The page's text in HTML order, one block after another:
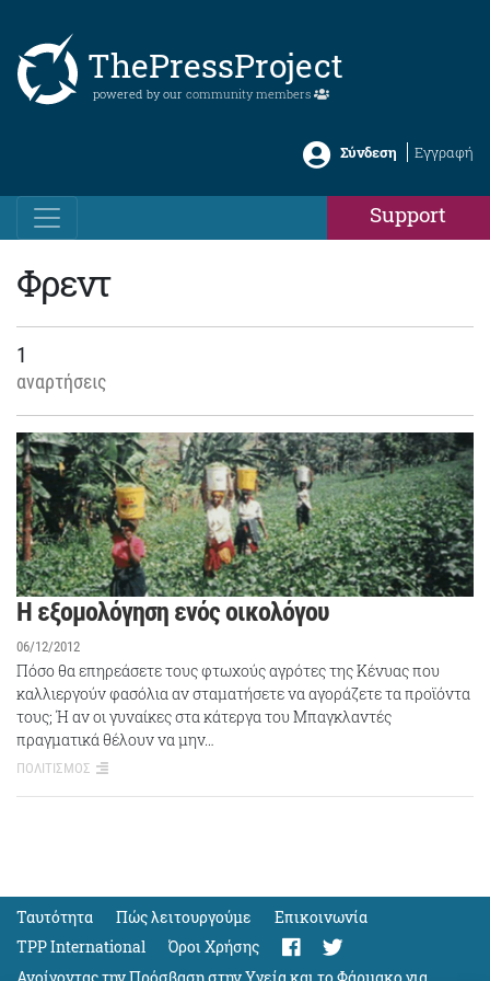
ThePressProject
powered by our community members
Σύνδεση Εγγραφή
Support
Φρεντ
1
αναρτήσεις
Η εξομολόγηση ενός οικολόγου
06/12/2012
Πόσο θα επηρεάσετε τους φτωχούς αγρότες της Κένυας που
καλλιεργούν φασόλια αν σταματήσετε να αγοράζετε τα προϊόντα
τους; Ή αν οι γυναίκες στα κάτεργα του Μπαγκλαντές
πραγματικά θέλουν να μην…
ΠΟΛΙΤΙΣΜΟΣ
Ταυτότητα Πώς λειτουργούμε
Eπικοινωνία
TPP International
Όροι Χρήσης